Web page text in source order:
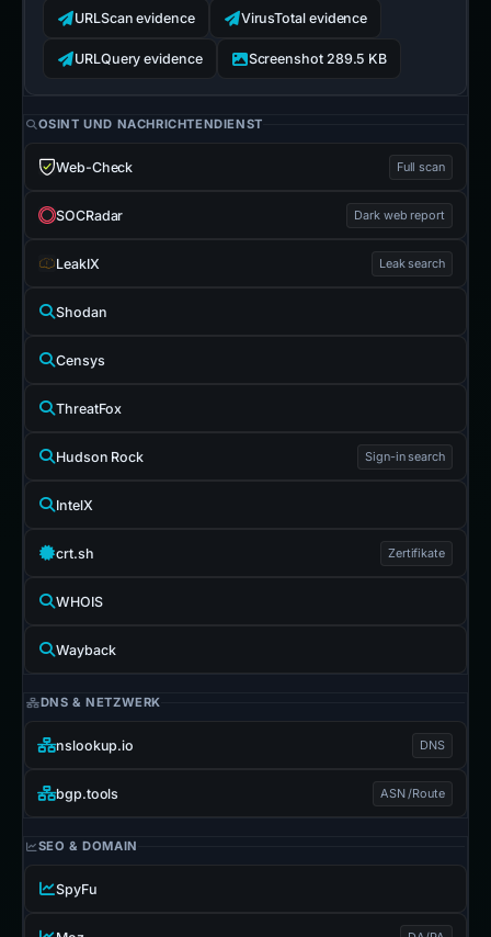
URLScan evidence VirusTotal evidence
URLQuery evidence Screenshot 289.5 KB
OSINT UND NACHRICHTENDIENST
Web-Check Full scan
SOCRadar Dark web report
LeakIX Leak search
Shodan
Censys
ThreatFox
Hudson Rock Sign-in search
IntelX
crt.sh Zertifikate
WHOIS
Wayback
DNS & NETZWERK
nslookup.io DNS
bgp.tools ASN /Route
SEO & DOMAIN
SpyFu